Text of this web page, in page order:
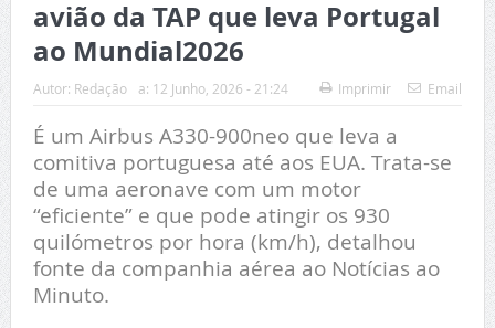
avião da TAP que leva Portugal
ao Mundial2026
Autor: Redação a: 12 Junho, 2026 - 21:24 Imprimir Email
É um Airbus A330-900neo que leva a
comitiva portuguesa até aos EUA. Trata-se
de uma aeronave com um motor
“eficiente” e que pode atingir os 930
quilómetros por hora (km/h), detalhou
fonte da companhia aérea ao Notícias ao
Minuto.